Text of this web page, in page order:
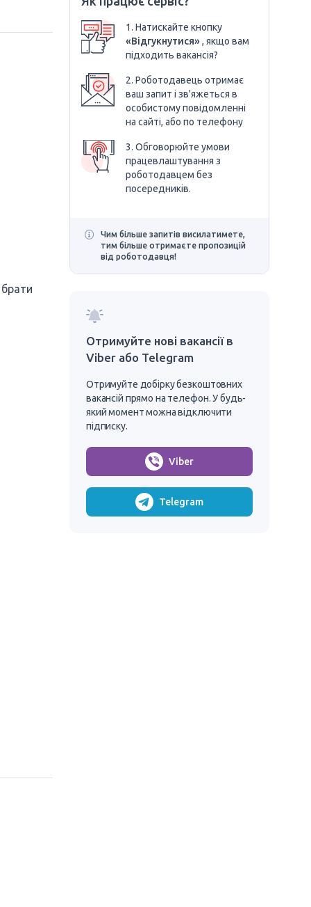
1. Натискайте кнопку
«Відгукнутися», якщо вам
підходить вакансія?
2. Роботодавець отримає
ваш запит і зв'яжеться в
особистому повідомленні
на сайті, або по телефону
3. Обговорюйте умови
працевлаштування з
роботодавцем без
посередників.
Чим більше запитів висилатимете,
тим більше отримаєте пропозицій
від роботодавця!
Отримуйте нові вакансії в
Viber або Telegram
Отримуйте добірку безкоштовних
вакансій прямо на телефон. У будь-
який момент можна відключити
підписку.
Viber
Telegram